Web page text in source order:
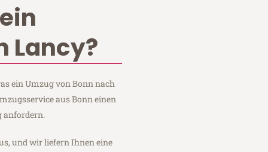
Lancy?
ein Umzug von Bonn nach
aus Bonn einen
anfordern.
und wir liefern Ihnen eine